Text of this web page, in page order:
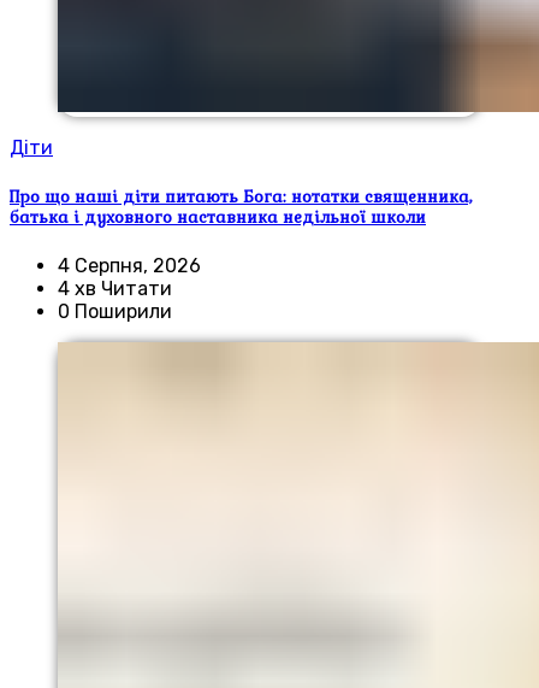
Діти
Про що наші діти питають Бога: нотатки священника,
батька і духовного наставника недільної школи
4 Серпня, 2026
4 хв Читати
0 Поширили